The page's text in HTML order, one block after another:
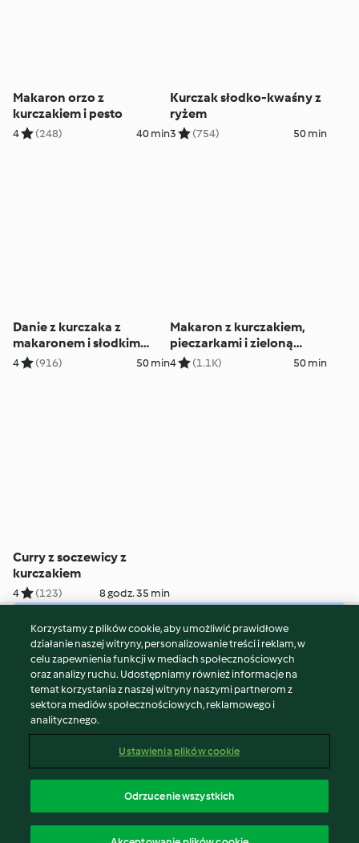
Makaron orzo z
kurczakiem i pesto
4 (248) 40 min
Kurczak słodko-kwaśny z
ryżem
3 (754) 50 min
Danie z kurczaka z
makaronem i słodkim
sosem BBQ
4 (916) 50 min
Makaron z kurczakiem,
pieczarkami i zieloną
fasolką
4 (1.1K) 50 min
Curry z soczewicy z
kurczakiem
4 (123) 8 godz. 35 min
© Copyright 2026
Warunki korzystania
Polityka prywatności
Disclaimer
Znak wydawcy
Zgłoś treść
Oświadczenie o dostępności
Korzystamy z plików cookie, aby umożliwić prawidłowe
działanie naszej witryny, personalizowanie treści i reklam, w
celu zapewnienia funkcji w mediach społecznościowych
oraz analizy ruchu. Udostępniamy również informacje na
temat korzystania z naszej witryny naszymi partnerom z
sektora mediów społecznościowych, reklamowego i
analitycznego.
Ustawienia plików cookie
Odrzucenie wszystkich